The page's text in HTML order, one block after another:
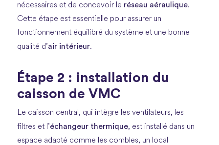
nécessaires et de concevoir le réseau aéraulique.
Cette étape est essentielle pour assurer un
fonctionnement équilibré du système et une bonne
qualité d’air intérieur.
Étape 2 : installation du
caisson de VMC
Le caisson central, qui intègre les ventilateurs, les
filtres et l’échangeur thermique, est installé dans un
espace adapté comme les combles, un local